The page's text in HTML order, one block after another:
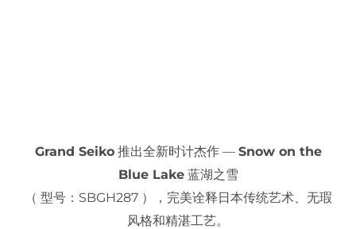
Grand Seiko推出全新时计杰作 — Snow on the
Blue Lake蓝湖之雪
（ 型号：SBGH287 ），完美诠释日本传统艺术、无瑕
风格和精湛工艺。